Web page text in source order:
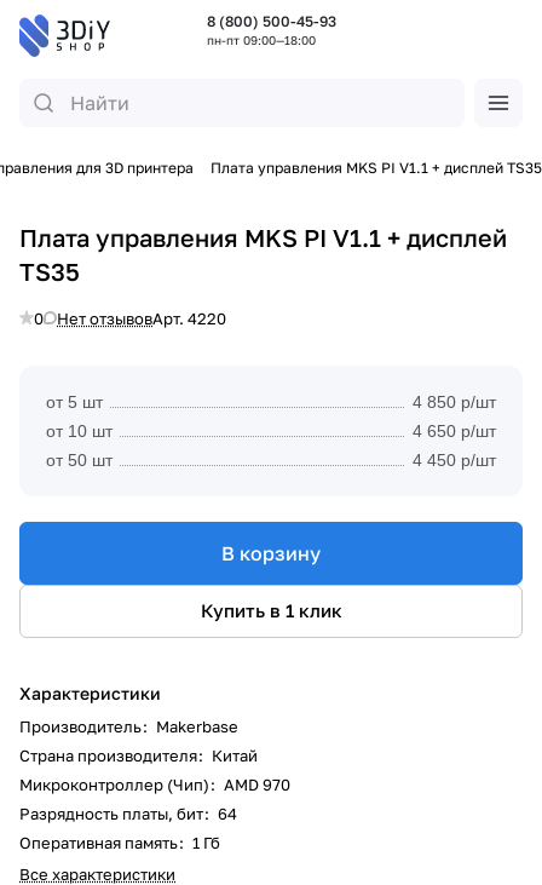
8 (800) 500-45-93
пн-пт 09:00—18:00
для 3D принтера Плата управления MKS PI V1.1 + дисплей TS35
Плата управления MKS PI V1.1 + дисплей
TS35
0 Нет отзывовАрт. 4220
от 5 шт
4 850 р/шт
от 10 шт
4 650 р/шт
от 50 шт
4 450 р/шт
В корзину
Купить в 1 клик
Характеристики
Производитель: Makerbase
Страна производителя: Китай
Микроконтроллер (Чип): AMD 970
Разрядность платы, бит: 64
Оперативная память: 1 Гб
Все характеристики